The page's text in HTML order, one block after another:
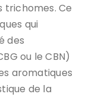
trichomes. Ce
qui
des
ou le CBN)
aromatiques
de la